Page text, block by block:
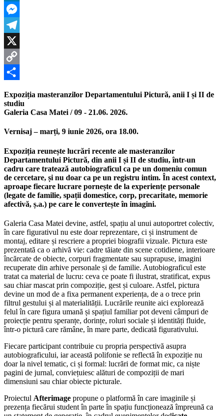
LinkedIn
Messenger
Telegram
X
Copy
Expoziția masteranzilor Departamentului Pictură, anii I și II de
studiu
Galeria Casa Matei / 09 ‑ 21.06. 2026.
Vernisaj – marți, 9 iunie 2026, ora 18.00.
Expoziția reunește lucrări recente ale masteranzilor
Departamentului Pictură, din anii I și II de studiu, într-un
cadru care tratează autobiograficul ca pe un domeniu comun
de cercetare, și nu doar ca pe un registru intim. În acest context,
aproape fiecare lucrare pornește de la experiențe personale
(legate de familie, spații domestice, corp, precaritate, memorie
afectivă, ș.a.) pe care le convertește în imagini.
Galeria Casa Matei devine, astfel, spațiu al unui autoportret colectiv,
în care figurativul nu este doar reprezentare, ci și instrument de
montaj, editare și rescriere a propriei biografii vizuale. Pictura este
prezentată ca o arhivă vie: cadre tăiate din scene cotidiene, interioare
încărcate de obiecte, corpuri fragmentate sau suprapuse, imagini
recuperate din arhive personale și de familie. Autobiograficul este
tratat ca material de lucru: ceva ce poate fi ilustrat, stratificat, expus
sau chiar mascat prin compoziție, gest și culoare. Astfel, pictura
devine un mod de a fixa permanent experiența, de a o trece prin
filtrul gestului și al materialității. Lucrările reunite aici explorează
felul în care figura umană și spațiul familiar pot deveni câmpuri de
proiecție pentru speranțe, dorințe, roluri sociale și identități fluide,
într-o pictură care rămâne, în mare parte, dedicată figurativului.
Fiecare participant contribuie cu propria perspectivă asupra
autobiograficului, iar această polifonie se reflectă în expoziție nu
doar la nivel tematic, ci și formal: lucrări de format mic, ca niște
pagini de jurnal, conviețuiesc alături de compoziții de mari
dimensiuni sau chiar obiecte picturale.
Proiectul Afterimage propune o platformă în care imaginile și
prezența fiecărui student în parte în spațiu funcționează împreună ca